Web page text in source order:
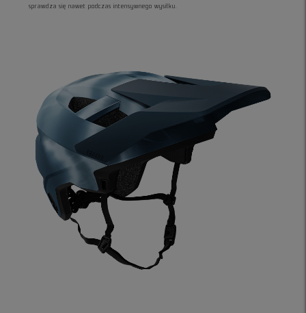
sprawdza się nawet podczas intensywnego wysiłku.